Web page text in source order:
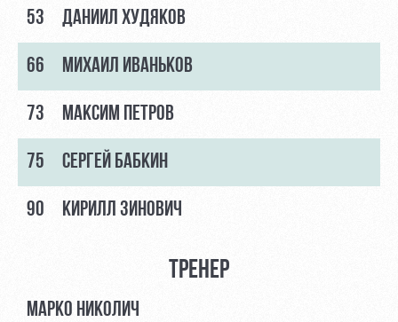
53 ДАНИИЛ ХУДЯКОВ
66 МИХАИЛ ИВАНЬКОВ
73 МАКСИМ ПЕТРОВ
75 СЕРГЕЙ БАБКИН
90 КИРИЛЛ ЗИНОВИЧ
ТРЕНЕР
МАРКО НИКОЛИЧ